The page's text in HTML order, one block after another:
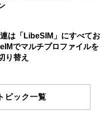
は「LibeSIM」にすべてお
でマルチプロファイルを
り替え
ピック一覧